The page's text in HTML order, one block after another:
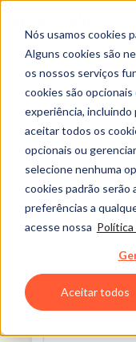
Nós usamos cookies
Alguns cookies são
os nossos serviços
cookies são opcionais
experiência, incluindo
aceitar todos os
opcionais ou
selecione nenhuma
cookies padrão serão
preferências a
acesse nossa Política
Aceitar todos
Marketing